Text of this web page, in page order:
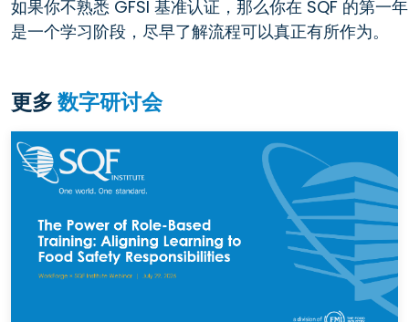
如果你不熟悉 GFSI 基准认证，那么你在 SQF 的第一年
是一个学习阶段，尽早了解流程可以真正有所作为。
更多数字研讨会